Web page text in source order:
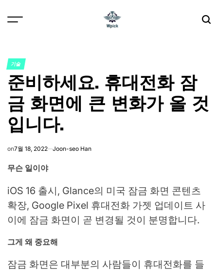
POSTED
IN
기술
준비하세요. 휴대전화 잠
금 화면에 큰 변화가 올 것
입니다.
on7월 18, 2022 Joon-seo Han
무슨 일이야
iOS 16 출시, Glance의 미국 잠금 화면 콘텐츠
확장, Google Pixel 휴대전화 가젯 업데이트 사
이에 잠금 화면이 곧 변경될 것이 분명합니다.
그게 왜 중요해
잠금 화면은 대부분의 사람들이 휴대전화를 들